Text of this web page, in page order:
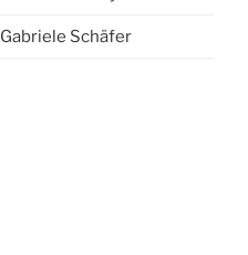
Gabriele Schäfer